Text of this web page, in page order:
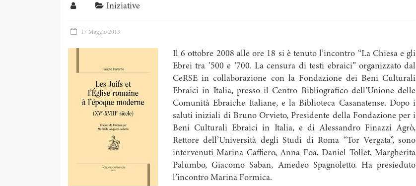
Iniziative
17 Maggio 2013
Il 6 ottobre 2008 alle ore 18 si è tenuto l’incontro “La Chiesa e gli
Ebrei tra ’500 e ’700. La censura di testi ebraici” organizzato dal
CeRSE in collaborazione con la Fondazione dei Beni Culturali
Ebraici in Italia, presso il Centro Bibliografico dell’Unione delle
Comunità Ebraiche Italiane, e la Biblioteca Casanatense. Dopo i
saluti iniziali di Bruno Orvieto, Presidente della Fondazione per i
Beni Culturali Ebraici in Italia, e di Alessandro Finazzi Agrò,
Rettore dell’Università degli Studi di Roma “Tor Vergata”, sono
intervenuti Marina Caffiero, Anna Foa, Daniel Tollet, Margherita
Palumbo, Giacomo Saban, Amedeo Spagnoletto. Ha presieduto
l’incontro Marina Formica.